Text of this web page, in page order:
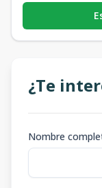
¿Te
Nombre